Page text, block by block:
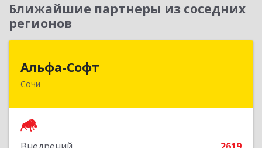
Ближайшие партнеры из соседних
регионов
Альфа-Софт
Сочи
354000, Краснодарский край, г.о. город-курорт